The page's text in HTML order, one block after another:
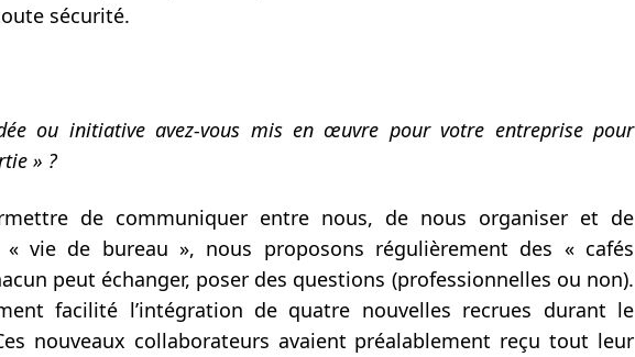
sécurité.
ou initiative avez-vous mis en œuvre pour votre entreprise pour
» ?
de communiquer entre nous, de nous organiser et de
« vie de bureau », nous proposons régulièrement des « cafés
peut échanger, poser des questions (professionnelles ou non).
facilité l’intégration de quatre nouvelles recrues durant le
nouveaux collaborateurs avaient préalablement reçu tout leur